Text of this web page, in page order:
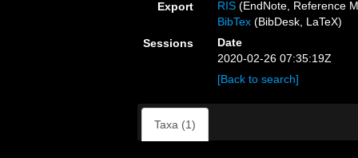
Export RIS (EndNote, Reference
BibTex (BibDesk, LaTeX)
Sessions
Date
2020-02-26 07:35:19Z
[Back to search]
Taxa (1)